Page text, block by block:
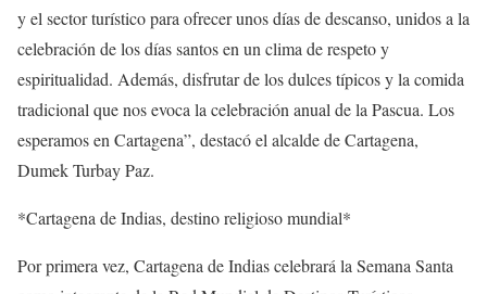
y el sector turístico para ofrecer unos días de descanso, unidos a la
celebración de los días santos en un clima de respeto y
espiritualidad. Además, disfrutar de los dulces típicos y la comida
tradicional que nos evoca la celebración anual de la Pascua. Los
esperamos en Cartagena”, destacó el alcalde de Cartagena,
Dumek Turbay Paz.
*Cartagena de Indias, destino religioso mundial*
Por primera vez, Cartagena de Indias celebrará la Semana Santa